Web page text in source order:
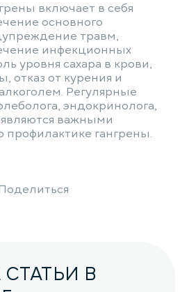
включает в себя
основного
травм,
инфекционных
уровня сахара в крови,
отказ от курения и
Регулярные
эндокринолога,
важными
гангрены.
В